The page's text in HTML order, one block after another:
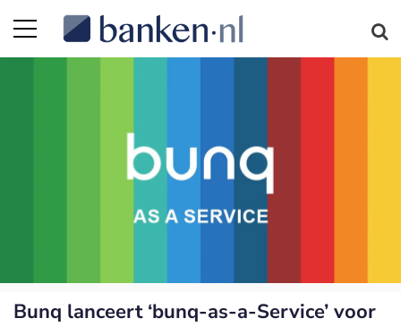
Bunq lanceert ‘bunq-as-a-Service’ voor